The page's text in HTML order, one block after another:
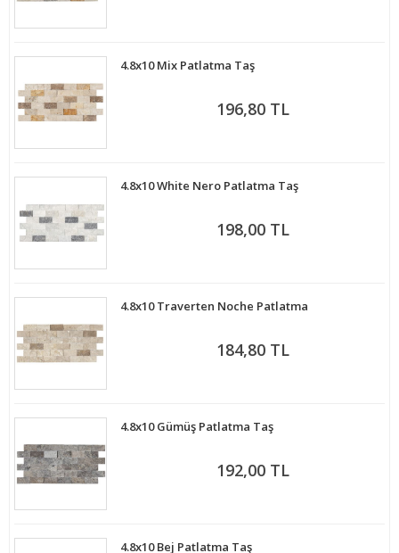
4.8x10 Mix Patlatma Taş
196,80 TL
4.8x10 White Nero Patlatma Taş
198,00 TL
4.8x10 Traverten Noche Patlatma
184,80 TL
4.8x10 Gümüş Patlatma Taş
192,00 TL
4.8x10 Bej Patlatma Taş